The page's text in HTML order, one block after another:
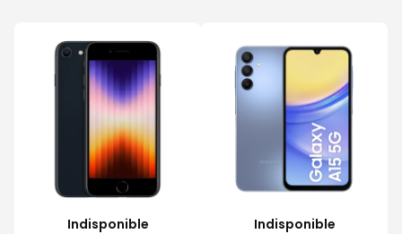
Indisponible
Indisponible